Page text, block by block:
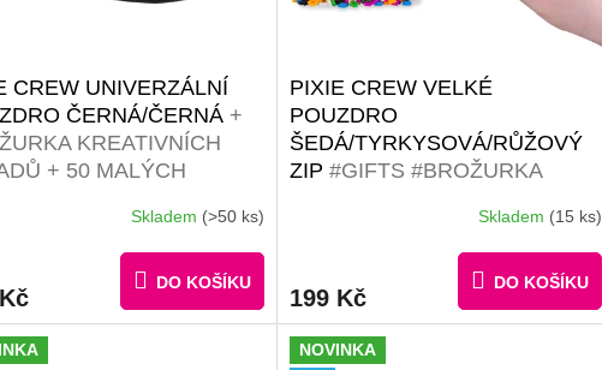
CREW UNIVERZÁLNÍ
ČERNÁ/ČERNÁ +
KREATIVNÍCH
+ 50 MALÝCH
Skladem (>50 ks)
DO KOŠÍKU
PIXIE CREW VELKÉ
POUZDRO
ŠEDÁ/TYRKYSOVÁ/RŮŽOVÝ
ZIP #GIFTS #BROŽURKA
MALÝCH RŮZNOBAREVNÝCH
PIXELŮ ZDARMA
Skladem (15 ks)
199 Kč
DO KOŠÍKU
NOVINKA